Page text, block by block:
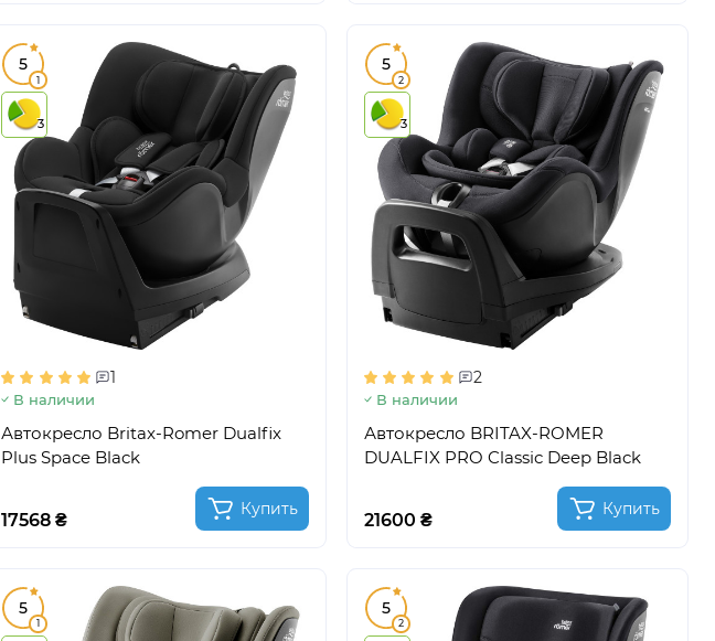
5
1
3
1
В наличии
Автокресло Britax-Romer Dualfix
Plus Space Black
17568 ₴
Купить
5
2
3
2
В наличии
Автокресло BRITAX-ROMER
DUALFIX PRO Classic Deep Black
21600 ₴
Купить
5
1
5
2